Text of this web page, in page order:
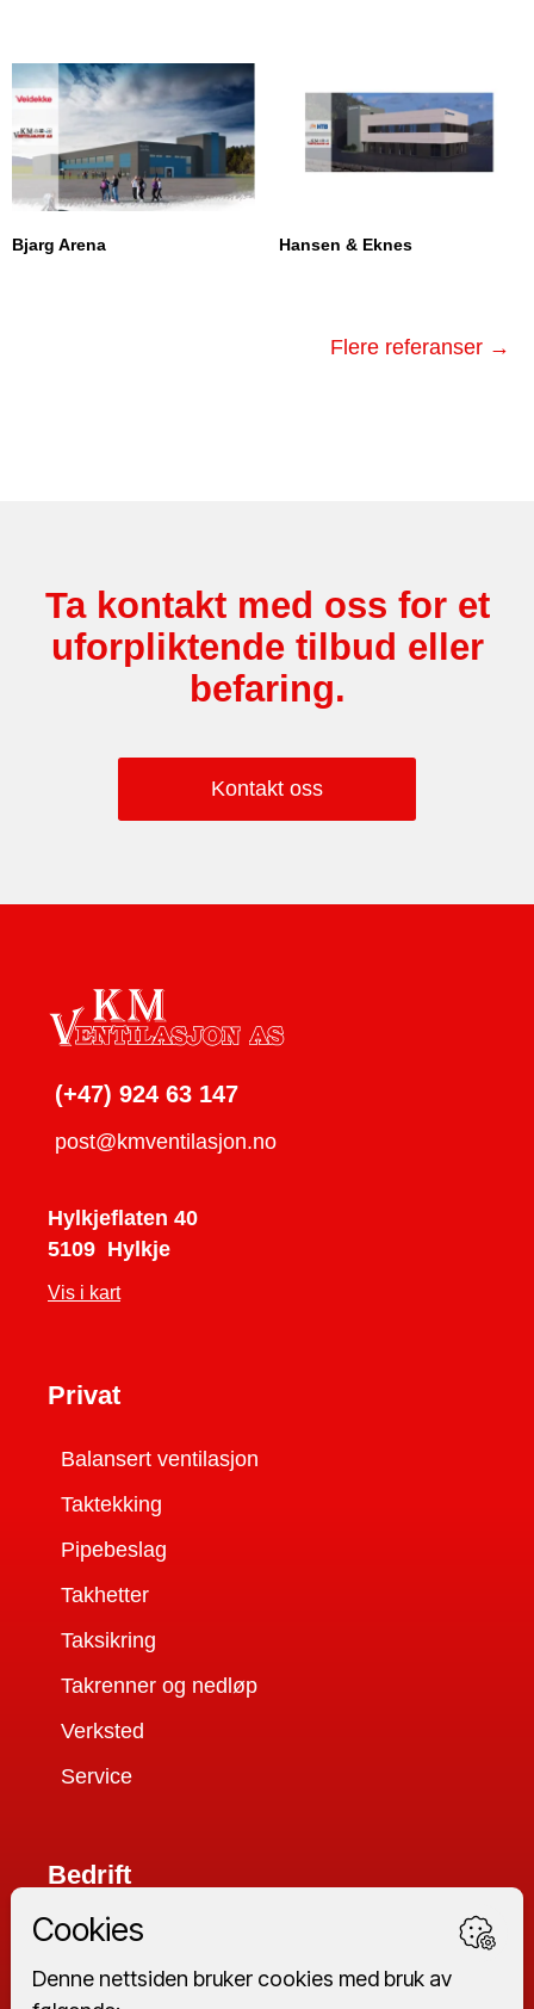
Bjarg Arena Hansen & Eknes
Flere referanser →
Ta kontakt med oss for et
uforpliktende tilbud eller
befaring.
Kontakt oss
(+47) 924 63 147
post@kmventilasjon.no
KM Ventilasjon AS
Hylkjeflaten 40
5109 Hylkje
Vis i kart
Privat
Balansert ventilasjon
Taktekking
Pipebeslag
Takhetter
Taksikring
Takrenner og nedløp
Verksted
Service
Bedrift
Ventilasjon til næringsbygg
Service